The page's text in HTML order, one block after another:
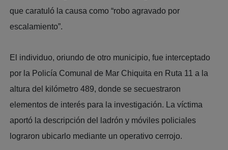
que caratuló la causa como “robo agravado por
escalamiento”.
El individuo, oriundo de otro municipio, fue interceptado
por la Policía Comunal de Mar Chiquita en Ruta 11 a la
altura del kilómetro 489, donde se secuestraron
elementos de interés para la investigación. La víctima
aportó la descripción del ladrón y móviles policiales
lograron ubicarlo mediante un operativo cerrojo.